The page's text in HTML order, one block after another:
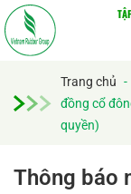
Trang chủ -
đồng cổ
quyền)
Thông báo